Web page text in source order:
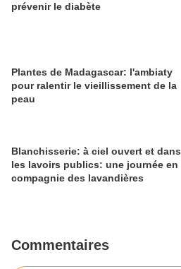
prévenir le diabète
Plantes de Madagascar: l'ambiaty
pour ralentir le vieillissement de la
peau
Blanchisserie: à ciel ouvert et dans
les lavoirs publics: une journée en
compagnie des lavandières
Commentaires